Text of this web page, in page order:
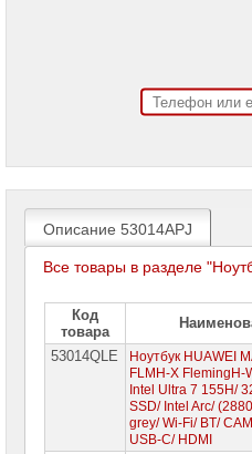
MSI
Ноутбуки
Acer
Ноутбуки
Asus
Ноутбуки
Описание 53014APJ
Все товары в разделе
Код
товара
53014QLE
Ноутбук HUAWEI
FLMH-X FlemingH-
Intel Ultra 7 155H/
SSD/ Intel Arc/
grey/ Wi-Fi/ BT/
USB-C/ HDMI